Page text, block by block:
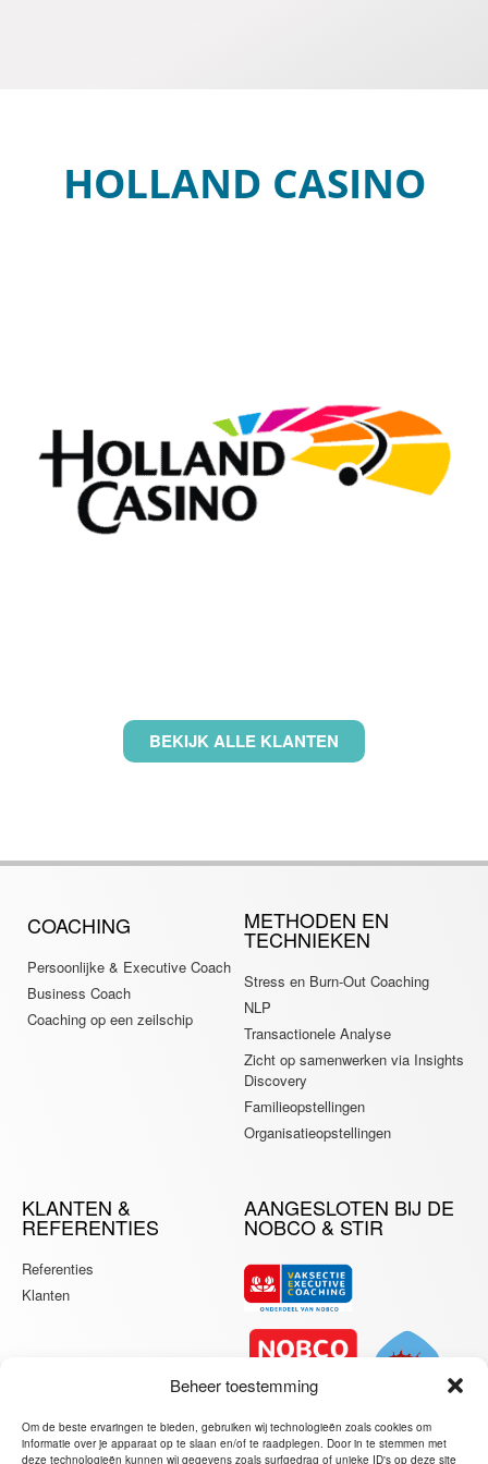
Beheer toestemming
Om de beste ervaringen te bieden, gebruiken wij technologieën zoals cookies om
informatie over je apparaat op te slaan en/of te raadplegen. Door in te stemmen met
deze technologieën kunnen wij gegevens zoals surfgedrag of unieke ID's op deze site
HOLLAND CASINO
BEKIJK ALLE KLANTEN
COACHING
Persoonlijke & Executive Coach
Business Coach
Coaching op een zeilschip
METHODEN EN
TECHNIEKEN
Stress en Burn-Out Coaching
NLP
Transactionele Analyse
Zicht op samenwerken via Insights
Discovery
Familieopstellingen
Organisatieopstellingen
KLANTEN &
REFERENTIES
Referenties
Klanten
AANGESLOTEN BIJ DE
NOBCO & STIR